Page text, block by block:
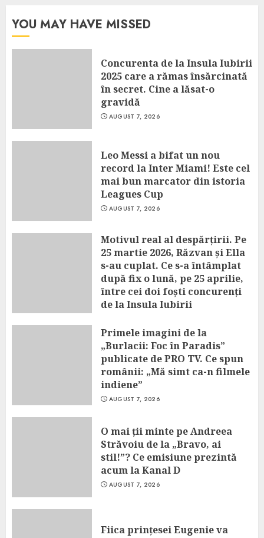
YOU MAY HAVE MISSED
Concurenta de la Insula Iubirii
2025 care a rămas însărcinată
în secret. Cine a lăsat-o
gravidă
AUGUST 7, 2026
Leo Messi a bifat un nou
record la Inter Miami! Este cel
mai bun marcator din istoria
Leagues Cup
AUGUST 7, 2026
Motivul real al despărțirii. Pe
25 martie 2026, Răzvan și Ella
s-au cuplat. Ce s-a întâmplat
după fix o lună, pe 25 aprilie,
între cei doi foști concurenți
de la Insula Iubirii
Primele imagini de la
„Burlacii: Foc în Paradis”
publicate de PRO TV. Ce spun
românii: „Mă simt ca-n filmele
indiene”
AUGUST 7, 2026
O mai ții minte pe Andreea
Străvoiu de la „Bravo, ai
stil!”? Ce emisiune prezintă
acum la Kanal D
AUGUST 7, 2026
Fiica prințesei Eugenie va